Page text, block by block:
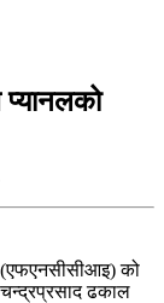
प्यानलको
(एफएनसीसीआइ) को
चन्द्रप्रसाद ढकाल